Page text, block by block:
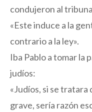
condujeron al
«Este induce a la
contrario a la ley».
Iba Pablo a tomar la
judíos:
«Judíos, si se
grave, sería razón